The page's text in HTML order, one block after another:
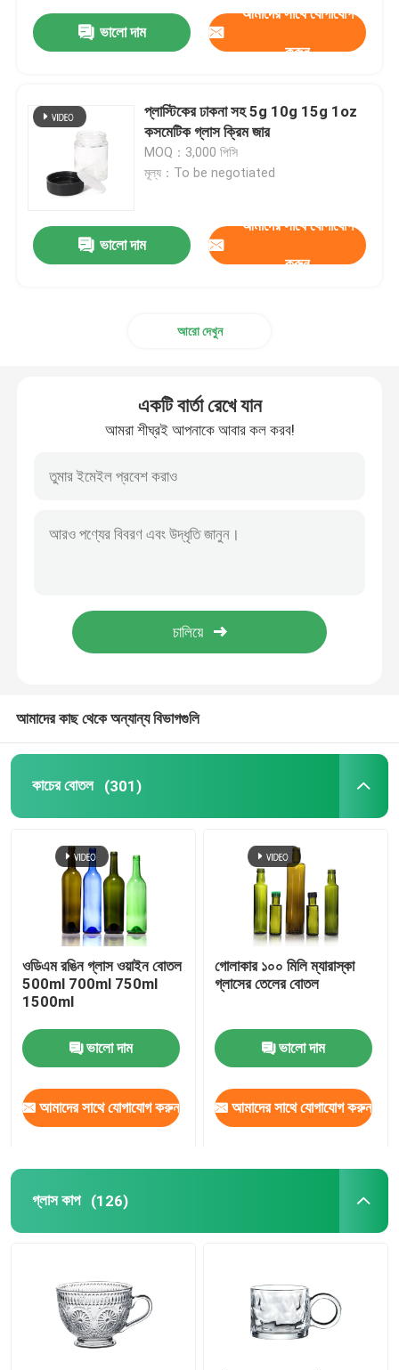
ভালো দাম
আমাদের সাথে যোগাযোগ
করুন
প্লাস্টিকের ঢাকনা সহ 5g 10g 15g 1oz
কসমেটিক গ্লাস ক্রিম জার
MOQ：3,000 পিসি
মূল্য：To be negotiated
ভালো দাম
আমাদের সাথে যোগাযোগ
করুন
আরো দেখুন
একটি বার্তা রেখে যান
আমরা শীঘ্রই আপনাকে আবার কল করব!
আমাদের কাছ থেকে অন্যান্য বিভাগগুলি
কাচের বোতল (301)
ওডিএম রঙিন গ্লাস ওয়াইন বোতল
500ml 700ml 750ml
1500ml
ভালো দাম
আমাদের সাথে যোগাযোগ করুন
গোলাকার ১০০ মিলি ম্যারাস্কা
গ্লাসের তেলের বোতল
ভালো দাম
আমাদের সাথে যোগাযোগ করুন
গ্লাস কাপ (126)